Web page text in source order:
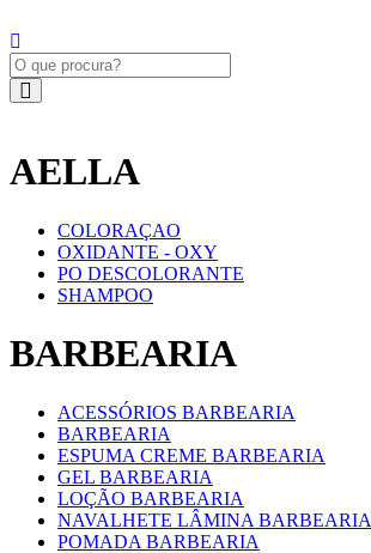
AELLA
COLORAÇAO
OXIDANTE - OXY
PO DESCOLORANTE
SHAMPOO
BARBEARIA
ACESSÓRIOS BARBEARIA
BARBEARIA
ESPUMA CREME BARBEARIA
GEL BARBEARIA
LOÇÃO BARBEARIA
NAVALHETE LÂMINA BARBEARIA
POMADA BARBEARIA